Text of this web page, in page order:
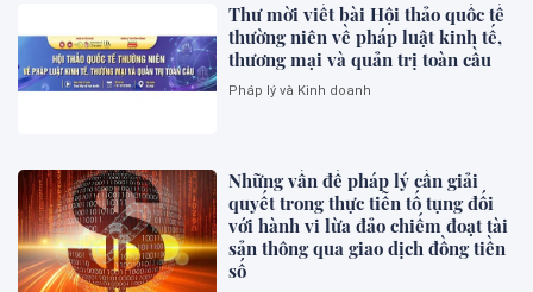
Thư mời viết bài Hội thảo quốc tế
thường niên về pháp luật kinh tế,
thương mại và quản trị toàn cầu
Pháp lý và Kinh doanh
Những vấn đề pháp lý cần giải
quyết trong thực tiễn tố tụng đối
với hành vi lừa đảo chiếm đoạt tài
sản thông qua giao dịch đồng tiền
số